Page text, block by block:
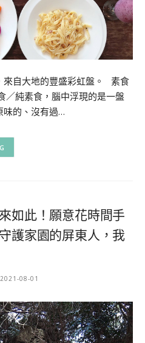
來自大地的豐盛彩虹盤。 素食
／純素食，腦中浮現的是一盤
味的、沒有過…
如此！願意花時間手
護家園的屏東人，我
2021-08-01